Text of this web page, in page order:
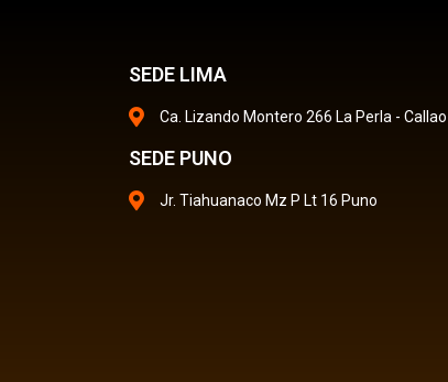
SEDE LIMA
Ca. Lizando Montero 266 La Perla - Callao
SEDE PUNO
Jr. Tiahuanaco Mz P Lt 16 Puno